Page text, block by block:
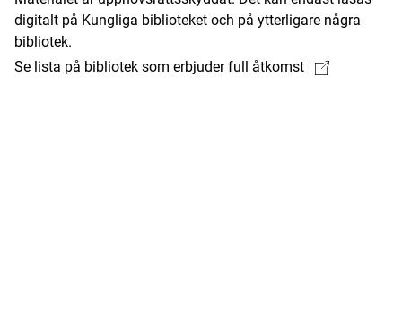
digitalt på Kungliga biblioteket och på ytterligare några
bibliotek.
Se lista på bibliotek som erbjuder full åtkomst